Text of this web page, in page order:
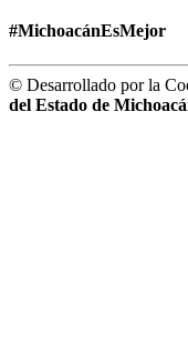
#MichoacánEsMejor
© Desarrollado por la
del Estado de